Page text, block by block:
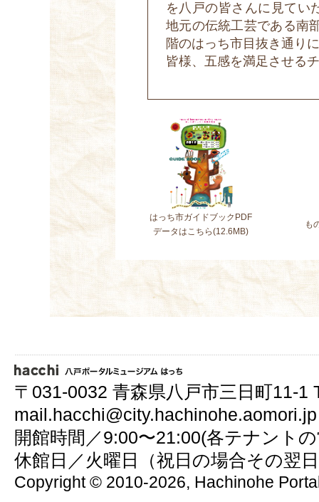
を八戸の皆さんに見てい
地元の伝統工芸である南
階のはっち市目抜き通り
皆様、五感を満足させる
はっち市ガイドブックPDF
データはこちら(12.6MB)
も
〒031-0032 青森県八戸市三日町11-
mail.hacchi@city.hachinohe.aomori.jp
開館時間／9:00〜21:00(各テナント
休館日／火曜日（祝日の場合その翌
Copyright © 2010-2026, Hachinohe